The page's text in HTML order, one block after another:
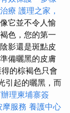
療 護理之家，
它並不令人愉
色，您的第一
影還是斑點皮
備曬黑的皮膚
的棕褐色只會
引起的曬黑，而
理柬埔寨簽
摩服務 養護中心